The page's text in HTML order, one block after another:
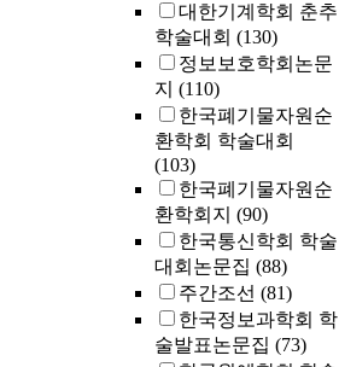
대한기계학회 춘추
학술대회 (130)
정보보호학회논문
지 (110)
한국폐기물자원순
환학회 학술대회
(103)
한국폐기물자원순
환학회지 (90)
한국통신학회 학술
대회논문집 (88)
주간조선 (81)
한국정보과학회 학
술발표논문집 (73)